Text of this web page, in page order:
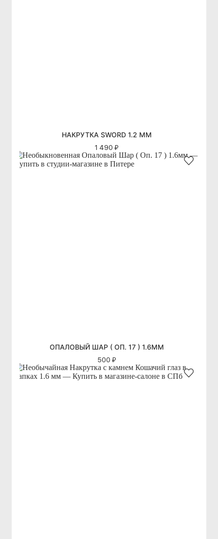
НАКРУТКА SWORD 1.2 ММ
1 490 ₽
ОПАЛОВЫЙ ШАР ( ОП. 17 ) 1.6ММ
500 ₽